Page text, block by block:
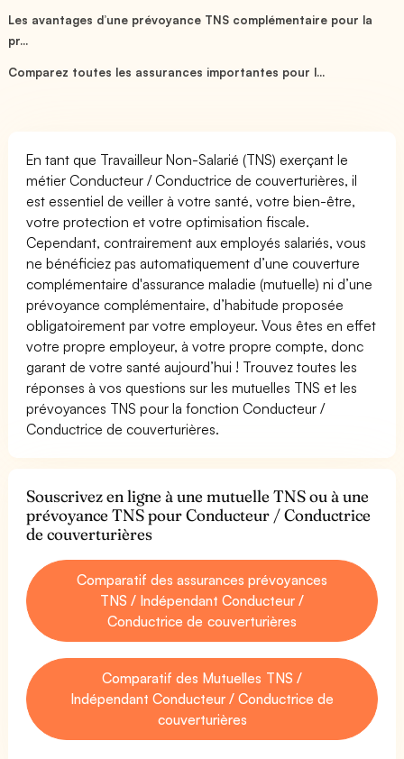
Les avantages d’une prévoyance TNS complémentaire pour la
pr...
Comparez toutes les assurances importantes pour l...
En tant que Travailleur Non-Salarié (TNS) exerçant le
métier Conducteur / Conductrice de couverturières, il
est essentiel de veiller à votre santé, votre bien-être,
votre protection et votre optimisation fiscale.
Cependant, contrairement aux employés salariés, vous
ne bénéficiez pas automatiquement d’une couverture
complémentaire d'assurance maladie (mutuelle) ni d’une
prévoyance complémentaire, d’habitude proposée
obligatoirement par votre employeur. Vous êtes en effet
votre propre employeur, à votre propre compte, donc
garant de votre santé aujourd’hui ! Trouvez toutes les
réponses à vos questions sur les mutuelles TNS et les
prévoyances TNS pour la fonction Conducteur /
Conductrice de couverturières.
Souscrivez en ligne à une mutuelle TNS ou à une
prévoyance TNS pour Conducteur / Conductrice
de couverturières
Comparatif des assurances prévoyances
TNS / Indépendant Conducteur /
Conductrice de couverturières
Comparatif des Mutuelles TNS /
Indépendant Conducteur / Conductrice de
couverturières